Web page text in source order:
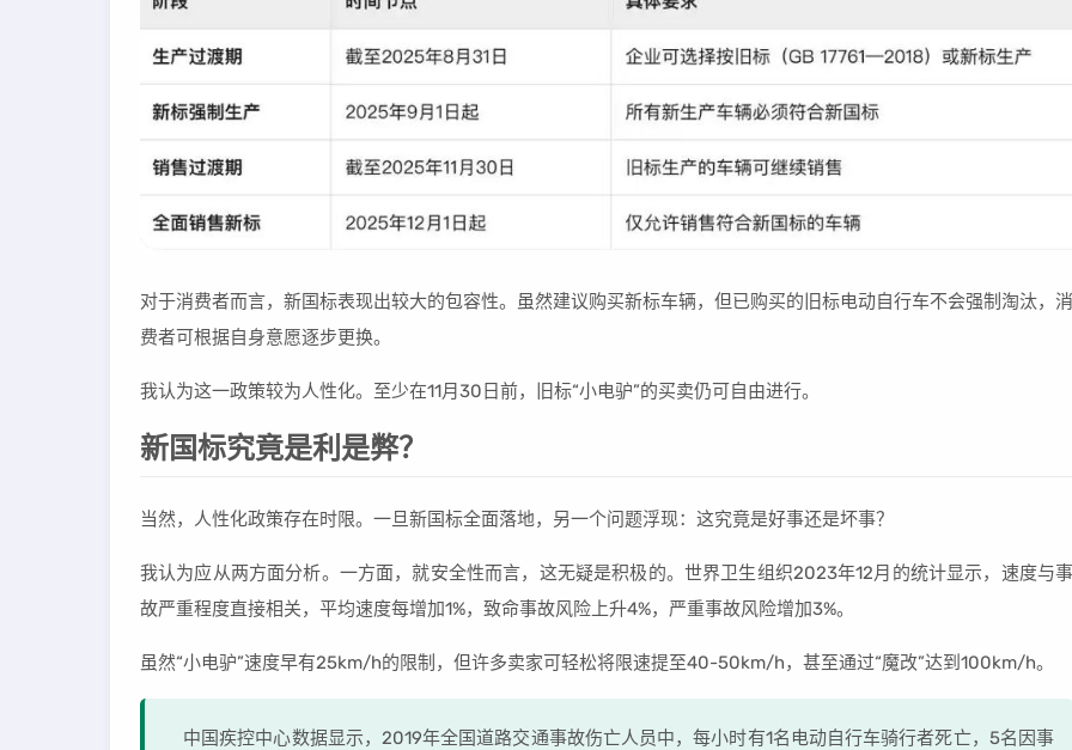
对于消费者而言，新国标表现出较大的包容性。虽然建议购买新标车辆，但已购买的旧标电动自行车不会强制淘汰，消
费者可根据自身意愿逐步更换。
我认为这一政策较为人性化。至少在11月30日前，旧标“小电驴”的买卖仍可自由进行。
新国标究竟是利是弊？
当然，人性化政策存在时限。一旦新国标全面落地，另一个问题浮现：这究竟是好事还是坏事？
我认为应从两方面分析。一方面，就安全性而言，这无疑是积极的。世界卫生组织2023年12月的统计显示，速度与事
故严重程度直接相关，平均速度每增加1%，致命事故风险上升4%，严重事故风险增加3%。
虽然“小电驴”速度早有25km/h的限制，但许多卖家可轻松将限速提至40-50km/h，甚至通过“魔改”达到100km/h。
中国疾控中心数据显示，2019年全国道路交通事故伤亡人员中，每小时有1名电动自行车骑行者死亡，5名因事